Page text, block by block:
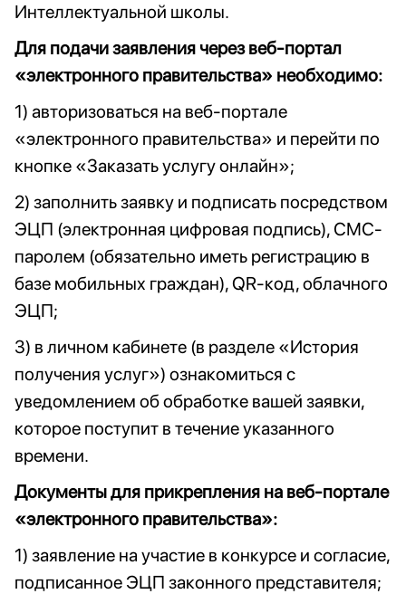
Интеллектуальной школы.
Для подачи заявления через веб-портал
«электронного правительства» необходимо:
1) авторизоваться на веб-портале
«электронного правительства» и перейти по
кнопке «Заказать услугу онлайн»;
2) заполнить заявку и подписать посредством
ЭЦП (электронная цифровая подпись), СМС-
паролем (обязательно иметь регистрацию в
базе мобильных граждан), QR-код, облачного
ЭЦП;
3) в личном кабинете (в разделе «История
получения услуг») ознакомиться с
уведомлением об обработке вашей заявки,
которое поступит в течение указанного
времени.
Документы для прикрепления на веб-портале
«электронного правительства»:
1) заявление на участие в конкурсе и согласие,
подписанное ЭЦП законного представителя;